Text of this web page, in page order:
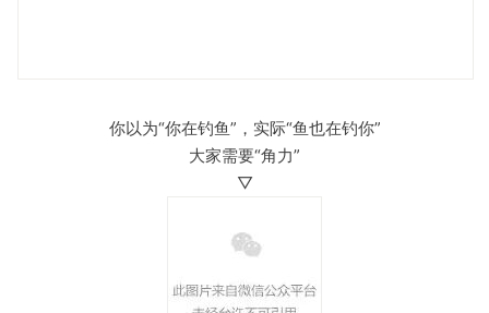
你以为“你在钓鱼”，实际“鱼也在钓你”
大家需要“角力”
▽